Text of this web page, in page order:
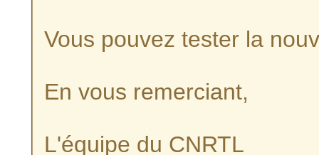
Vous pouvez tester la
En vous remerciant,
L'équipe du CNRTL